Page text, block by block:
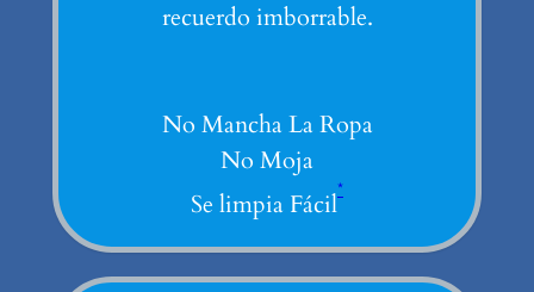
recuerdo imborrable.
No Mancha La Ropa
No Moja
Se limpia Fácil*